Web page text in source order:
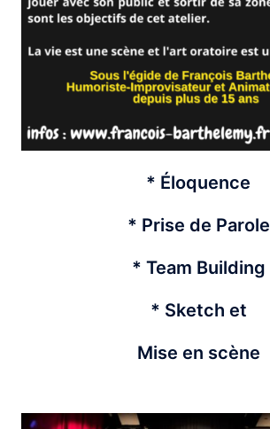
* Éloquence
* Prise de Parole
* Team Building
* Sketch et
Mise en scène